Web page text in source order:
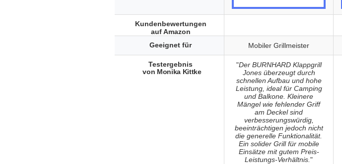
Mobiler Grillmeister
"Der BURNHARD Klappgrill
Jones überzeugt durch
schnellen Aufbau und hohe
Leistung, ideal für Camping
und Balkone. Kleinere
Mängel wie fehlender Griff
am Deckel sind
verbesserungswürdig,
beeinträchtigen jedoch nicht
die generelle Funktionalität.
Ein solider Grill für mobile
Einsätze mit gutem Preis-
Leistungs-Verhältnis. "
Kundenbewertungen
auf Amazon
Geeignet für
Testergebnis
von Monika Kittke